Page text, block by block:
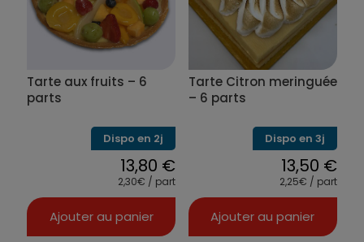
Tarte aux fruits – 6
parts
Dispo en 2j
13,80 €
2,30€ / part
Ajouter au panier
Tarte Citron meringuée
– 6 parts
Dispo en 3j
13,50 €
2,25€ / part
Ajouter au panier